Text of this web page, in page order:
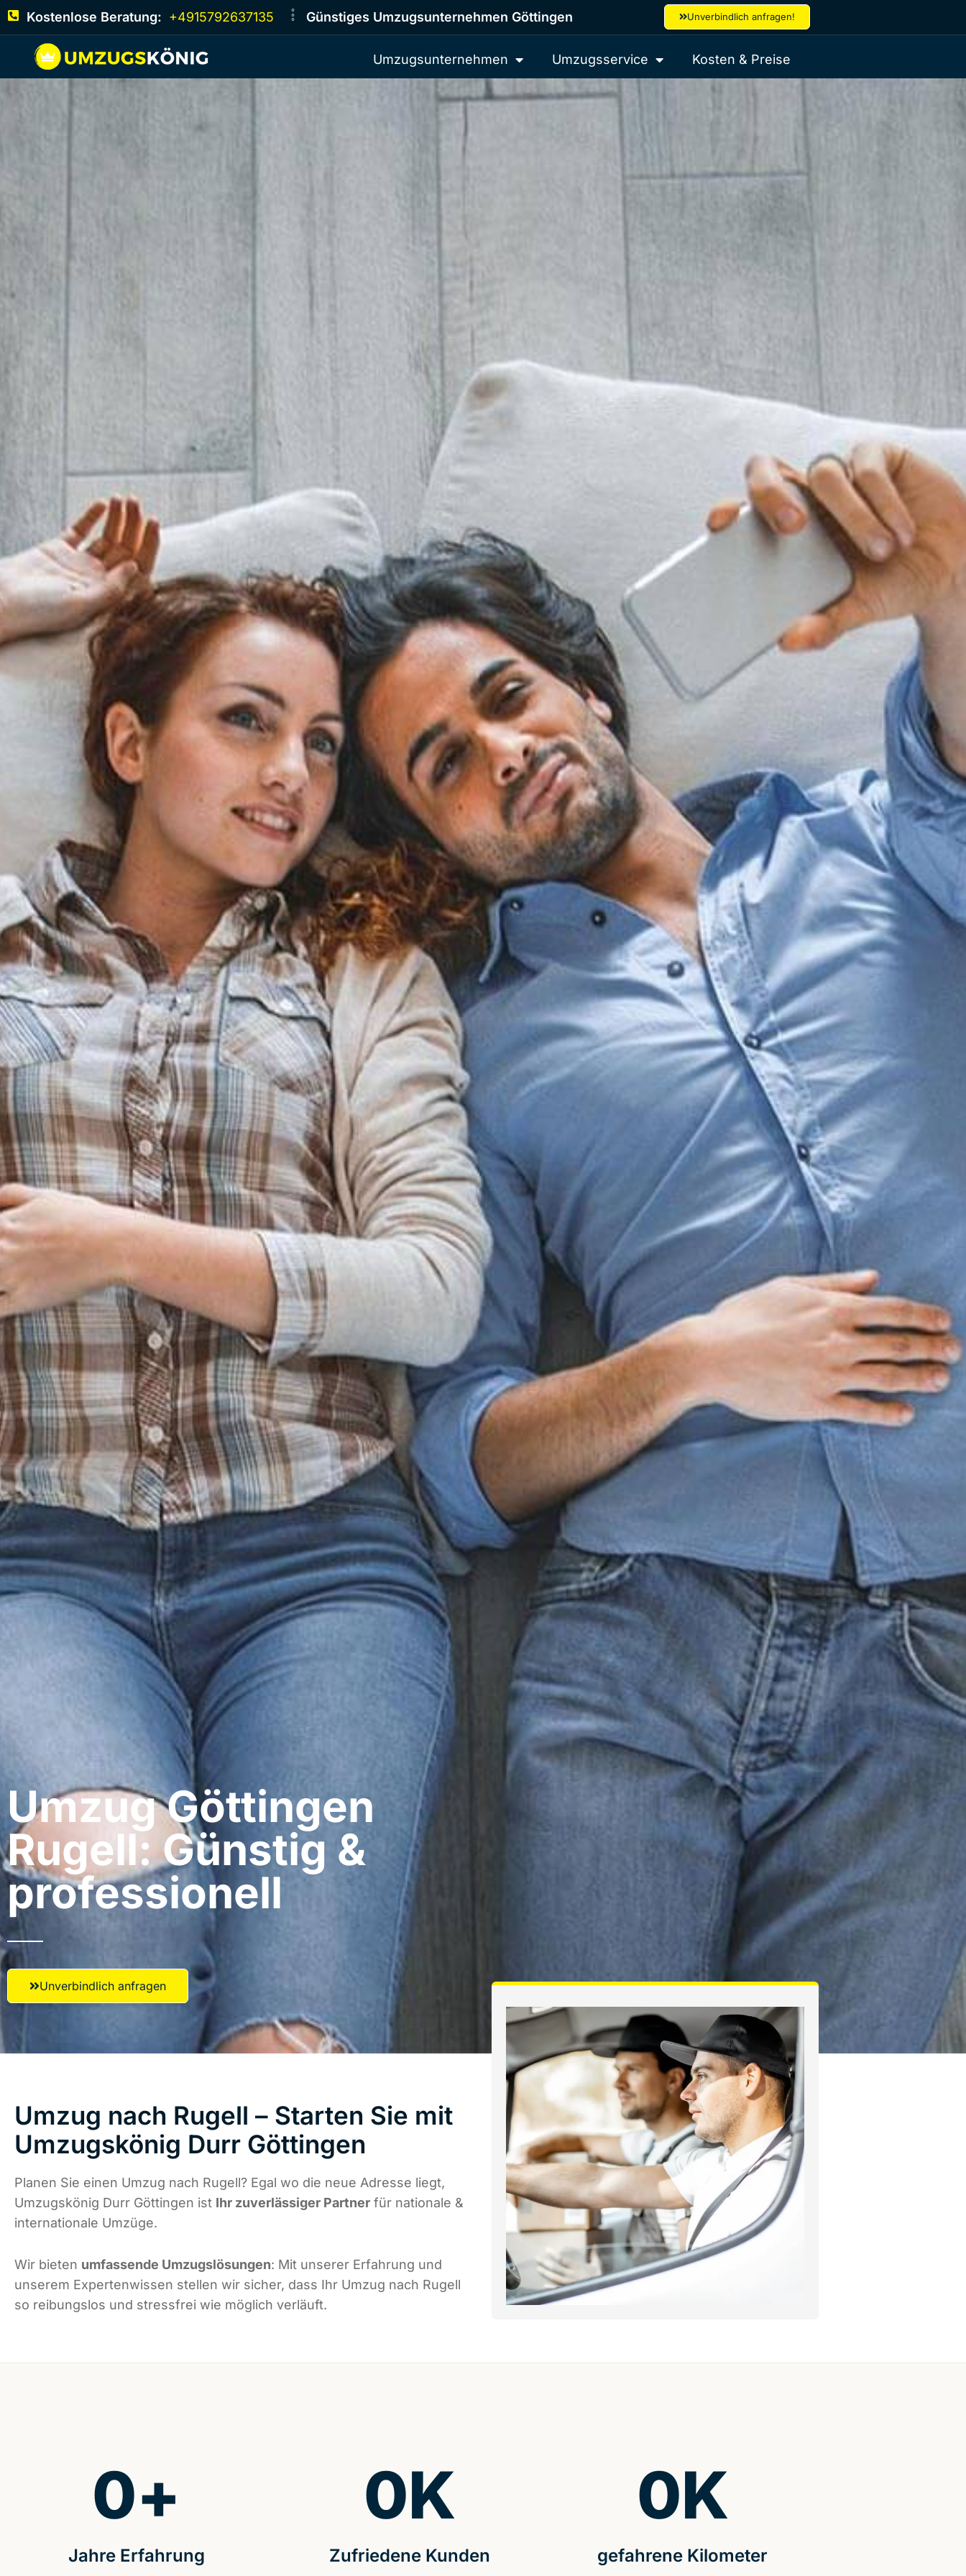
Kostenlose Beratung: +4915792637135 Günstiges Umzugsunternehmen Göttingen Unverbindlich anfragen!
Umzugsunternehmen Umzugsservice Kosten & Preise
Umzug Göttingen​
Rugell: Günstig &
professionell​
Unverbindlich anfragen
Umzug nach Rugell – Starten Sie mit
Umzugskönig Durr Göttingen
Planen Sie einen Umzug nach Rugell? Egal wo die neue Adresse liegt,
Umzugskönig Durr Göttingen ist Ihr zuverlässiger Partner für nationale &
internationale Umzüge.
Wir bieten umfassende Umzugslösungen: Mit unserer Erfahrung und
unserem Expertenwissen stellen wir sicher, dass Ihr Umzug nach Rugell
so reibungslos und stressfrei wie möglich verläuft.
Jahre Erfahrung
0+
Zufriedene Kunden
0K
gefahrene Kilometer
0K